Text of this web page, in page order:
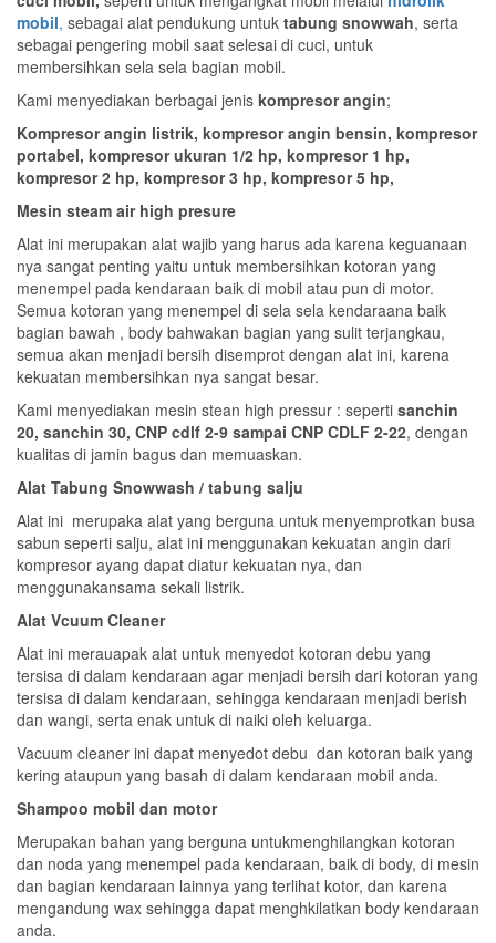
mobil, sebagai alat pendukung untuk tabung snowwah, serta
sebagai pengering mobil saat selesai di cuci, untuk
membersihkan sela sela bagian mobil.
Kami menyediakan berbagai jenis kompresor angin;
Kompresor angin listrik, kompresor angin bensin, kompresor
portabel, kompresor ukuran 1/2 hp, kompresor 1 hp,
kompresor 2 hp, kompresor 3 hp, kompresor 5 hp,
Mesin steam air high presure
Alat ini merupakan alat wajib yang harus ada karena keguanaan
nya sangat penting yaitu untuk membersihkan kotoran yang
menempel pada kendaraan baik di mobil atau pun di motor.
Semua kotoran yang menempel di sela sela kendaraana baik
bagian bawah , body bahwakan bagian yang sulit terjangkau,
semua akan menjadi bersih disemprot dengan alat ini, karena
kekuatan membersihkan nya sangat besar.
Kami menyediakan mesin stean high pressur : seperti sanchin
20, sanchin 30, CNP cdlf 2-9 sampai CNP CDLF 2-22, dengan
kualitas di jamin bagus dan memuaskan.
Alat Tabung Snowwash / tabung salju
Alat ini merupaka alat yang berguna untuk menyemprotkan busa
sabun seperti salju, alat ini menggunakan kekuatan angin dari
kompresor ayang dapat diatur kekuatan nya, dan
menggunakansama sekali listrik.
Alat Vcuum Cleaner
Alat ini merauapak alat untuk menyedot kotoran debu yang
tersisa di dalam kendaraan agar menjadi bersih dari kotoran yang
tersisa di dalam kendaraan, sehingga kendaraan menjadi berish
dan wangi, serta enak untuk di naiki oleh keluarga.
Vacuum cleaner ini dapat menyedot debu dan kotoran baik yang
kering ataupun yang basah di dalam kendaraan mobil anda.
Shampoo mobil dan motor
Merupakan bahan yang berguna untukmenghilangkan kotoran
dan noda yang menempel pada kendaraan, baik di body, di mesin
dan bagian kendaraan lainnya yang terlihat kotor, dan karena
mengandung wax sehingga dapat menghkilatkan body kendaraan
anda.